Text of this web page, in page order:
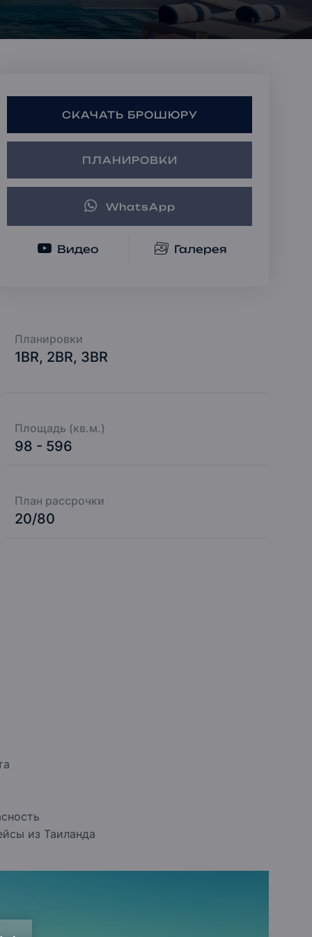
Ипотечные Решения
Частная консультация
СКАЧАТЬ БРОШЮРУ
ПЛАНИРОВКИ
WhatsApp
Видео Галерея
Планировки
1BR, 2BR, 3BR
Площадь (кв.м.)
98 - 596
План рассрочки
20/80
из Таиланда